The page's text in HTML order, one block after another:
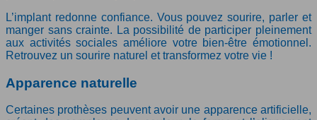
L’implant redonne confiance. Vous pouvez sourire, parler et
manger sans crainte. La possibilité de participer pleinement
aux activités sociales améliore votre bien-être émotionnel.
Retrouvez un sourire naturel et transformez votre vie !
Apparence naturelle
Certaines prothèses peuvent avoir une apparence artificielle,